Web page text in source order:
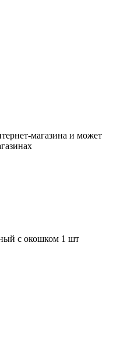
магазина и может
с окошком 1 шт